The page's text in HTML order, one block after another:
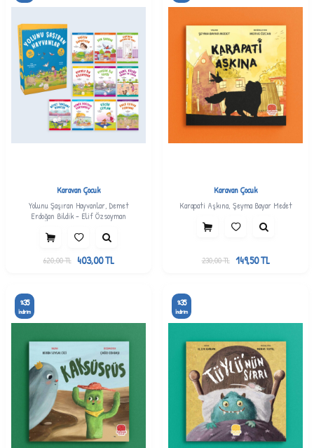
Karavan Çocuk
Yolunu Şaşıran Hayvanlar, Demet
Erdoğan Bildik - Elif Özsoyman
620,00TL 403,00TL
Karavan Çocuk
Karapati Aşkına, Şeyma Bayar Medet
230,00TL 149,50TL
%35
İndirim
%35
İndirim